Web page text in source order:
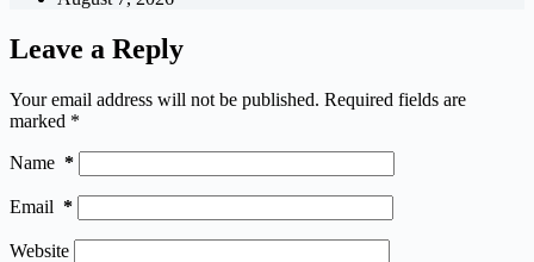
Leave a Reply
Your email address will not be published. Required fields are
marked *
Name *
Email *
Website